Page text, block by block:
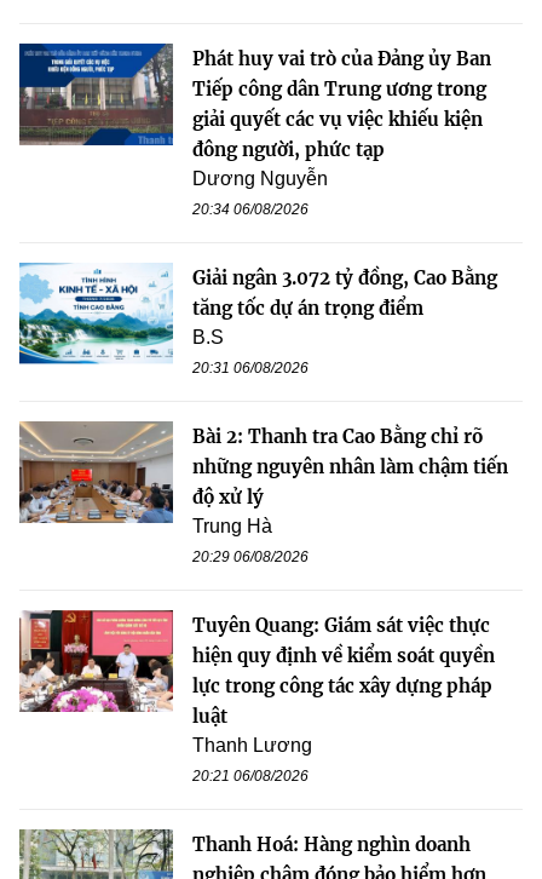
Phát huy vai trò của Đảng ủy Ban
Tiếp công dân Trung ương trong
giải quyết các vụ việc khiếu kiện
đông người, phức tạp
Dương Nguyễn
20:34 06/08/2026
Giải ngân 3.072 tỷ đồng, Cao Bằng
tăng tốc dự án trọng điểm
B.S
20:31 06/08/2026
Bài 2: Thanh tra Cao Bằng chỉ rõ
những nguyên nhân làm chậm tiến
độ xử lý
Trung Hà
20:29 06/08/2026
Tuyên Quang: Giám sát việc thực
hiện quy định về kiểm soát quyền
lực trong công tác xây dựng pháp
luật
Thanh Lương
20:21 06/08/2026
Thanh Hoá: Hàng nghìn doanh
nghiệp chậm đóng bảo hiểm hơn